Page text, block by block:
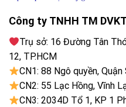
Công ty TNHH TM
Trụ sở: 16 Đường Tân
12, TP.HCM
CN1: 88 Ngô quyền,
CN2: 55 Lạc Hồng, Vĩnh
CN3: 2034D Tổ 1, KP 1